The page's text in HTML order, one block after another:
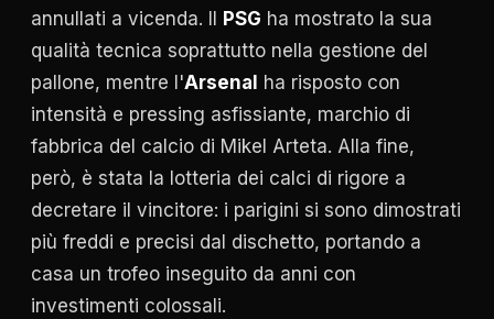
annullati a vicenda. Il
PSG ha mostrato la sua
qualità tecnica soprattutto nella gestione del
pallone, mentre l'Arsenal
ha risposto con
intensità e pressing asfissiante, marchio di
fabbrica del calcio di Mikel Arteta. Alla fine,
però, è stata la lotteria dei calci di rigore a
decretare il vincitore: i parigini si sono dimostrati
più freddi e precisi dal dischetto, portando a
casa un trofeo inseguito da anni con
investimenti colossali.